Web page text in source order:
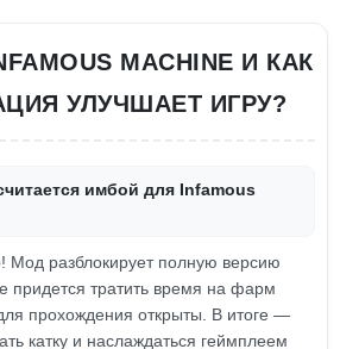
MACHINE И КАК
УЛУЧШАЕТ ИГРУ?
имбой для Infamous
Мод разблокирует полную версию
придется тратить время на фарм
прохождения открыты. В итоге —
катку и наслаждаться геймплеем